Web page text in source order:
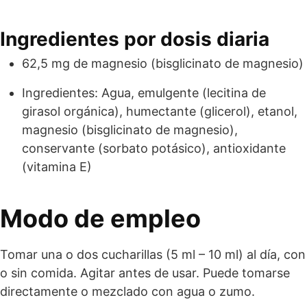
Ingredientes por dosis diaria
62,5 mg de magnesio (bisglicinato de magnesio)
Ingredientes: Agua, emulgente (lecitina de
girasol orgánica), humectante (glicerol), etanol,
magnesio (bisglicinato de magnesio),
conservante (sorbato potásico), antioxidante
(vitamina E)
Modo de empleo
Tomar una o dos cucharillas (5 ml – 10 ml) al día, con
o sin comida. Agitar antes de usar. Puede tomarse
directamente o mezclado con agua o zumo.